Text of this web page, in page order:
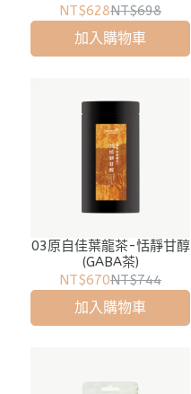
NT$628NT$698
加入購物車
03原自佳葉龍茶-恬靜甘醇
(GABA茶)
NT$670NT$744
加入購物車